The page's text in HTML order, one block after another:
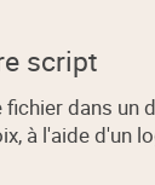
script
fichier dans un
à l'aide d'un